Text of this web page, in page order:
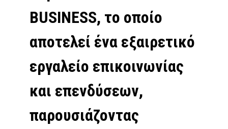
BUSINESS, το οποίο
αποτελεί ένα εξαιρετικό
εργαλείο επικοινωνίας
και επενδύσεων,
παρουσιάζοντας